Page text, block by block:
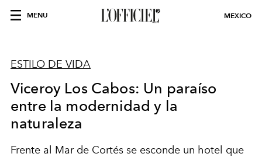
MENU MEXICO
ESTILO DE VIDA
Viceroy Los Cabos: Un paraíso
entre la modernidad y la
naturaleza
Frente al Mar de Cortés se esconde un hotel que